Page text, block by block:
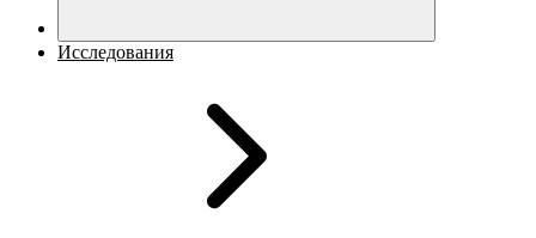
Исследования